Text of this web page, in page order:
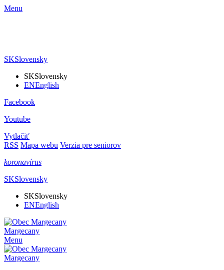
Menu
SKSlovensky
SKSlovensky
ENEnglish
Facebook
Youtube
Vytlačiť
RSS Mapa webu Verzia pre seniorov
koronavírus
SKSlovensky
SKSlovensky
ENEnglish
Margecany
Menu
Margecany